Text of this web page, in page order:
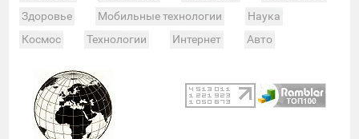
Здоровье
Мобильные технологии
Наука
Космос
Технологии Интернет
Авто
Велоспорт
Покер Хоккей
Баскетбол
Мотор
Теннис Футбол
Фото и видео
Судьи
Статистика